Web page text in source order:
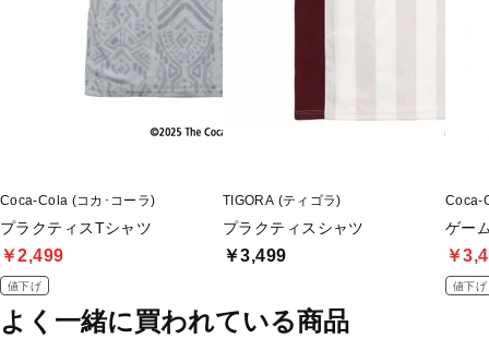
Coca-Cola (コカ･コーラ)
プラクティスTシャツ
￥2,499
値下げ
TIGORA (ティゴラ)
プラクティスシャツ
￥3,499
Coca-
ゲー
￥
値下げ
よく一緒に買われている商品